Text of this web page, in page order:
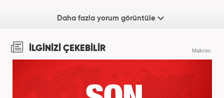
Daha fazla yorum görüntüle
İLGİNİZİ ÇEKEBİLİR Makroo